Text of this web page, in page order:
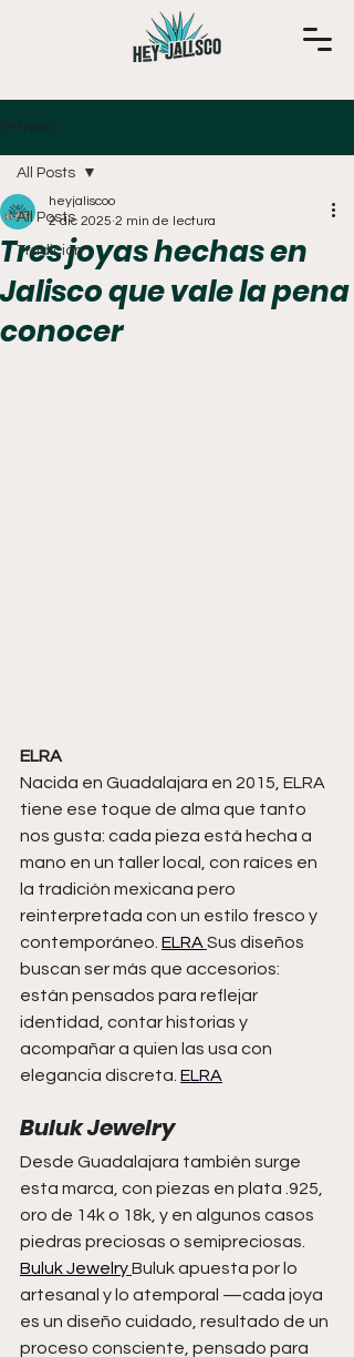
Entrada
All Posts
Tradición
All Posts
Tres joyas hechas en
Jalisco que vale la pena
conocer
heyjaliscoo
2 dic 2025 2 min de lectura
ELRA
Nacida en Guadalajara en 2015, ELRA
tiene ese toque de alma que tanto
nos gusta: cada pieza está hecha a
mano en un taller local, con raíces en
la tradición mexicana pero
reinterpretada con un estilo fresco y
contemporáneo. ELRASus diseños
buscan ser más que accesorios:
están pensados para reflejar
identidad, contar historias y
acompañar a quien las usa con
elegancia discreta. ELRA
Buluk Jewelry
Desde Guadalajara también surge
esta marca, con piezas en plata .925,
oro de 14k o 18k, y en algunos casos
piedras preciosas o semipreciosas.
Buluk JewelryBuluk apuesta por lo
artesanal y lo atemporal —cada joya
es un diseño cuidado, resultado de un
proceso consciente, pensado para